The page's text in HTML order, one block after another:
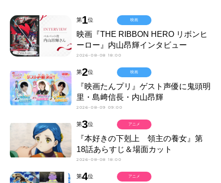
第1位
映画『THE RIBBON HERO リボンヒ
ーロー』内山昂輝インタビュー
2026-08-08 18:00
映画
第2位
『映画たんプリ』ゲスト声優に鬼頭明
里・島﨑信長・内山昂輝
2026-08-09 09:00
映画
第3位
『本好きの下剋上 領主の養女』第
18話あらすじ＆場面カット
2026-08-08 18:00
アニメ
第4位 アニメ